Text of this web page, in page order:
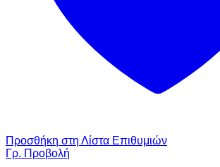
Προσθήκη στη Λίστα Επιθυμιών
Γρ. Προβολή